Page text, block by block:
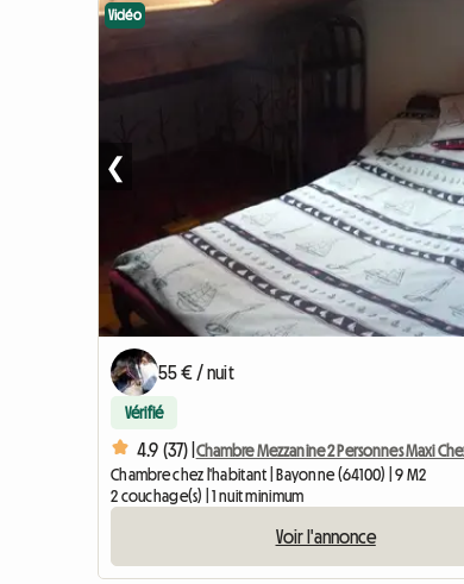
Vidéo
❮
55 € / nuit
Vérifié
4.9 (37) | Chambre Mezzanine 2 Personnes Maxi
Chambre chez l'habitant | Bayonne (64100) | 9 M2
2 couchage(s) | 1 nuit minimum
Voir l'annonce